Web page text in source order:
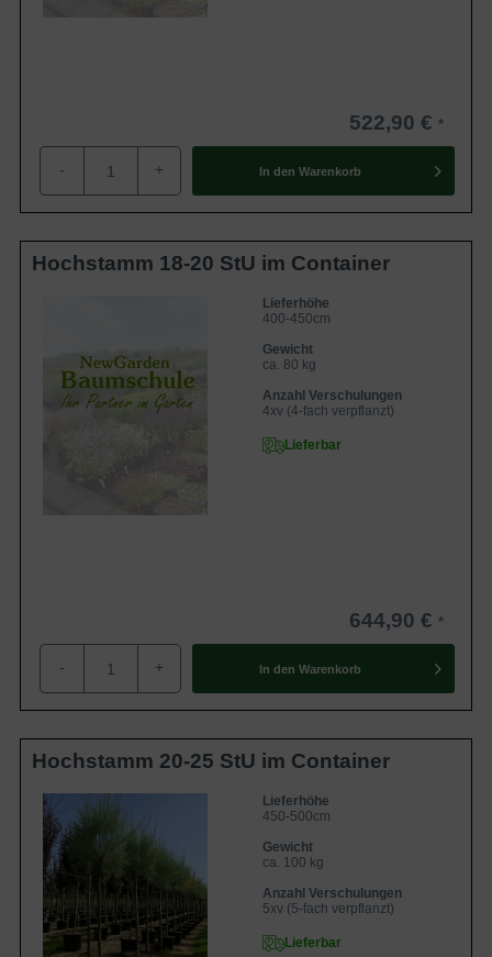
522,90 €
- + In den Warenkorb
Hochstamm 18-20 StU im Container
Lieferhöhe
400-450cm
Gewicht
ca. 80 kg
Anzahl Verschulungen
4xv (4-fach verpflanzt)
Lieferbar
644,90 €
- + In den Warenkorb
Hochstamm 20-25 StU im Container
Lieferhöhe
450-500cm
Gewicht
ca. 100 kg
Anzahl Verschulungen
5xv (5-fach verpflanzt)
Lieferbar